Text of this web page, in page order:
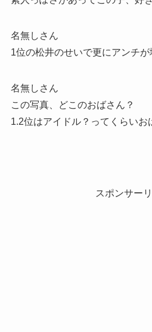
名無しさん
1位の松井のせいで更にアンチが
名無しさん
この写真、どこのおばさん？
1.2位はアイドル？ってくらいお
スポンサー